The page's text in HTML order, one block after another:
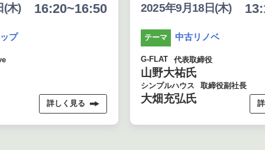
2025年9月18日(木)
中古リノベ
代表取締役
山野大祐氏
シンプルハウス 取締役副社長
大畑充弘氏